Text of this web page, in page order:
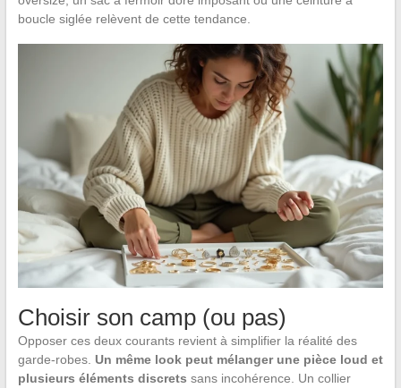
boucle siglée relèvent de cette tendance.
Choisir son camp (ou pas)
Opposer ces deux courants revient à simplifier la réalité des
garde-robes. Un même look peut mélanger une pièce loud et
plusieurs éléments discrets sans incohérence. Un collier